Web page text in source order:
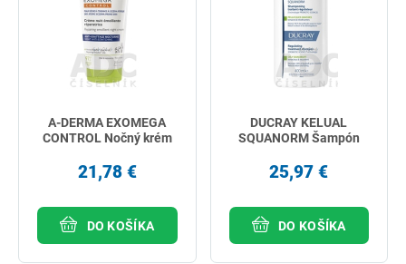
A-DERMA EXOMEGA
CONTROL Nočný krém
21,78 €
DO KOŠÍKA
DUCRAY KELUAL
SQUANORM Šampón
25,97 €
DO KOŠÍKA